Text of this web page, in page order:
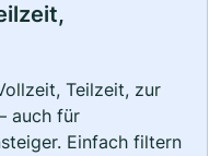
Teilzeit, zur
auch für
Einfach filtern